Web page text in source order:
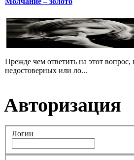
Прежде чем ответить на этот
недостоверных или ло...
Авторизация
Логин